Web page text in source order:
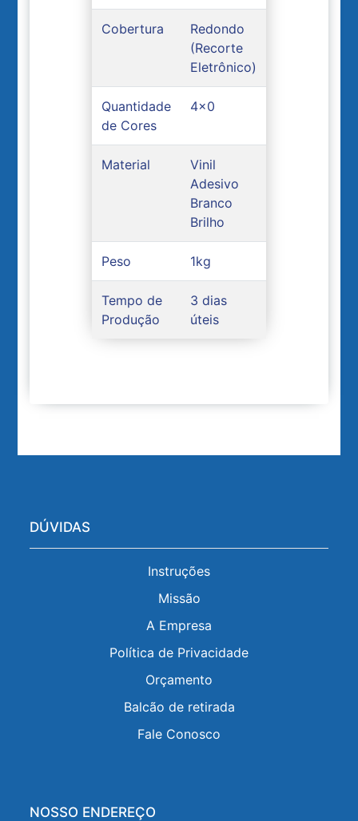
Cobertura
Redondo
(Recorte
Eletrônico)
Quantidade
de Cores
4x0
Material
Vinil
Adesivo
Branco
Brilho
Peso 1kg
Tempo de
Produção
3 dias
úteis
DÚVIDAS
Instruções
Missão
A Empresa
Política de Privacidade
Orçamento
Balcão de retirada
Fale Conosco
NOSSO ENDEREÇO